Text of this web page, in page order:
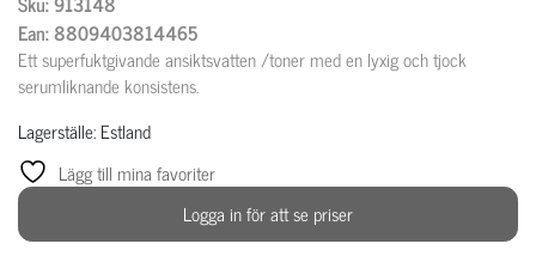
Ean: 8809403814465
Ett superfuktgivande ansiktsvatten /toner med en lyxig och tjock
serumliknande konsistens.
Lagerställe: Estland
Lägg till mina favoriter
Logga in för att se priser